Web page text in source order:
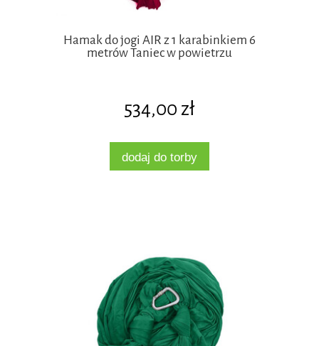
Hamak do jogi AIR z 1 karabinkiem 6
metrów Taniec w powietrzu
534,00 zł
dodaj do torby